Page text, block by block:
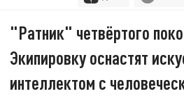
"Ратник" четвёртого
Экипировку оснастят
интеллектом с